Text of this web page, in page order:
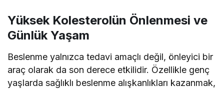
Yüksek Kolesterolün Önlenmesi ve
Günlük Yaşam
Beslenme yalnızca tedavi amaçlı değil, önleyici bir
araç olarak da son derece etkilidir. Özellikle genç
yaşlarda sağlıklı beslenme alışkanlıkları kazanmak,